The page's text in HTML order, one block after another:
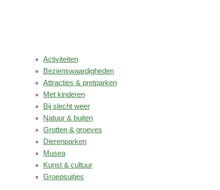
Activiteiten
Bezienswaardigheden
Attracties & pretparken
Met kinderen
Bij slecht weer
Natuur & buiten
Grotten & groeves
Dierenparken
Musea
Kunst & cultuur
Groepsuitjes